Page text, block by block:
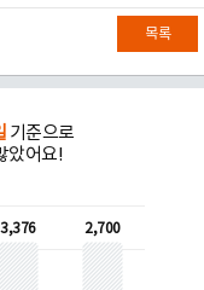
목록
기준으로
았어요!
3,376 2,700